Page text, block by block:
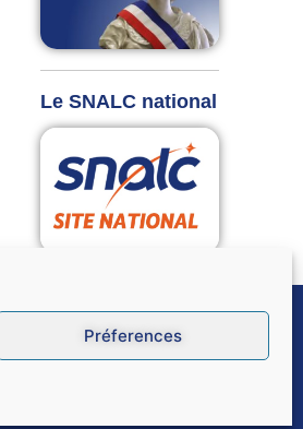
Préferences
Le SNALC national